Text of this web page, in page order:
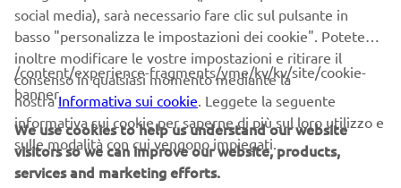
nostre moto sono molto competitive, speriamo in un
pizzico fortuna in più per il gradino più altro del
podio” Lorenzo Gabellini: “Speravo qualcosa di più da
questo week-end, ho avuto qualche problemino di troppo
in gara 1, mentre in gara2 ero determinato a vincere è le
ho provate tutte fino all’ultima curva per riuscirci anche
troppo… mi è costato il podio” Massimo Roccoli: “Week-
end molto impegnativo, le mie condizioni non erano delle
migliori, voglio ringraziare il Dott. Morelli e la Dott.
social media), sarà necessario fare clic sul pulsante in
basso "personalizza le impostazioni dei cookie". Potete
inoltre modificare le vostre impostazioni e ritirare il
consenso in qualsiasi momento mediante la
nostraInformativa sui cookie. Leggete la seguente
informativa sui cookie per saperne di più sul loro utilizzo e
sulle modalità con cui vengono impiegati.
/content/experience-fragments/yme/kv/kv/site/cookie-
banner
We use cookies to help us understand our website
visitors so we can improve our website, products,
services and marketing efforts.